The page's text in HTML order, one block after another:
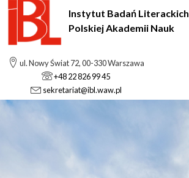
Instytut Badań Literackich
Polskiej Akademii Nauk
ul. Nowy Świat 72, 00-330 Warszawa
+48 22 826 99 45
sekretariat@ibl.waw.pl
Szukaj